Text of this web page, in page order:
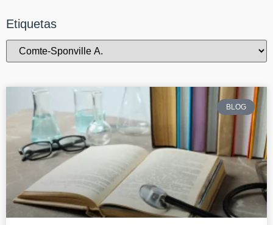
Etiquetas
BLOG